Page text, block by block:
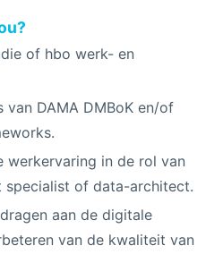
of hbo werk- en
van DAMA DMBoK en/of
werkervaring in de rol van
specialist of data-architect.
aan de digitale
van de kwaliteit van